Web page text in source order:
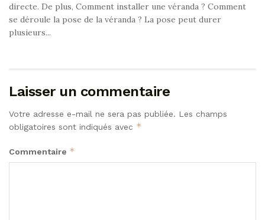
directe. De plus, Comment installer une véranda ? Comment
se déroule la pose de la véranda ? La pose peut durer
plusieurs...
Laisser un commentaire
Votre adresse e-mail ne sera pas publiée. Les champs
obligatoires sont indiqués avec *
Commentaire *